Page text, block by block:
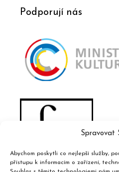
Spravovat
Abychom poskytli co nejlepší služby,
přístupu k informacím o zařízení,
Podporují nás